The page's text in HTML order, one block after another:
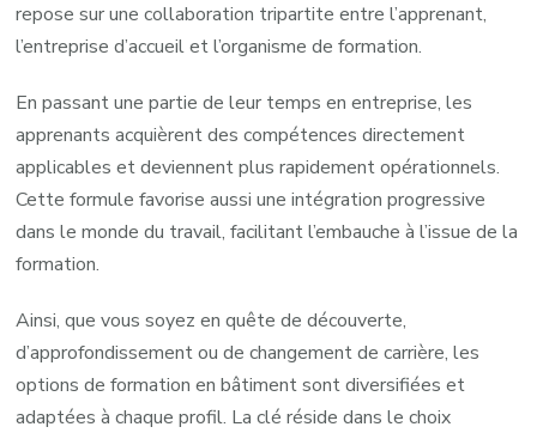
repose sur une collaboration tripartite entre l’apprenant,
l’entreprise d’accueil et l’organisme de formation.
En passant une partie de leur temps en entreprise, les
apprenants acquièrent des compétences directement
applicables et deviennent plus rapidement opérationnels.
Cette formule favorise aussi une intégration progressive
dans le monde du travail, facilitant l’embauche à l’issue de la
formation.
Ainsi, que vous soyez en quête de découverte,
d’approfondissement ou de changement de carrière, les
options de formation en bâtiment sont diversifiées et
adaptées à chaque profil. La clé réside dans le choix